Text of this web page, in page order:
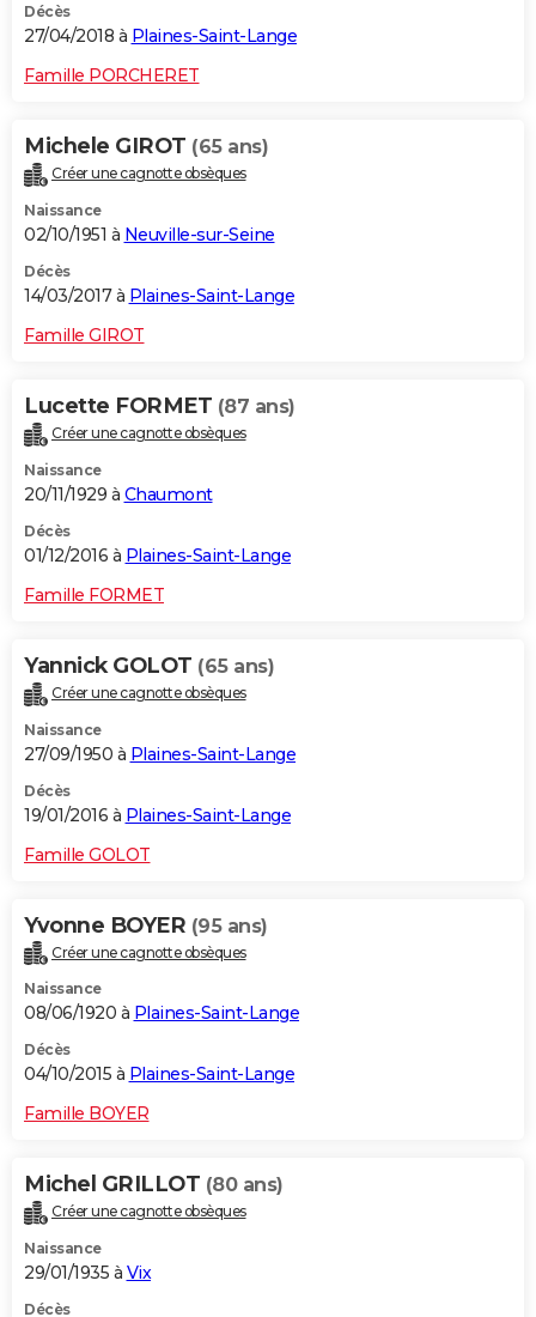
Décès
27/04/2018 à Plaines-Saint-Lange
Famille PORCHERET
Michele GIROT (65 ans)
Créer une cagnotte obsèques
Naissance
02/10/1951 à Neuville-sur-Seine
Décès
14/03/2017 à Plaines-Saint-Lange
Famille GIROT
Lucette FORMET (87 ans)
Créer une cagnotte obsèques
Naissance
20/11/1929 à Chaumont
Décès
01/12/2016 à Plaines-Saint-Lange
Famille FORMET
Yannick GOLOT (65 ans)
Créer une cagnotte obsèques
Naissance
27/09/1950 à Plaines-Saint-Lange
Décès
19/01/2016 à Plaines-Saint-Lange
Famille GOLOT
Yvonne BOYER (95 ans)
Créer une cagnotte obsèques
Naissance
08/06/1920 à Plaines-Saint-Lange
Décès
04/10/2015 à Plaines-Saint-Lange
Famille BOYER
Michel GRILLOT (80 ans)
Créer une cagnotte obsèques
Naissance
29/01/1935 à Vix
Décès